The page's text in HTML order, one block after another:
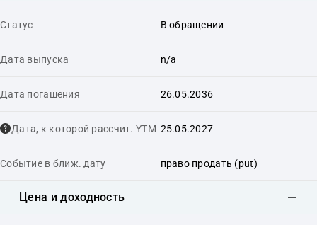
Статус В обращении
Дата выпуска n/a
Дата погашения 26.05.2036
Дата, к которой рассчит. YTM 25.05.2027
Событие в ближ. дату право продать (put)
Цена и доходность